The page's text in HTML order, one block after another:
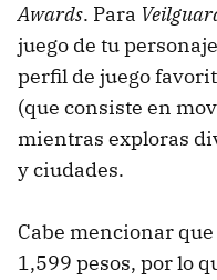
Awards. Para
juego de tu
perfil de juego
(que consiste en
mientras exploras
y ciudades.
Cabe mencionar
1,599 pesos, por lo